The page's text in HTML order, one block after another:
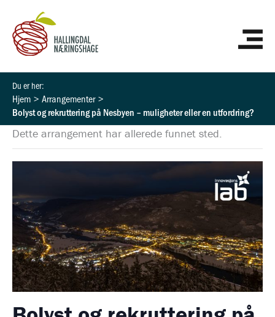
innholdet
Hjem
Arrangementer
Bolyst og rekruttering på Nesbyen – muligheter eller en utfordring?
Dette arrangement har allerede funnet sted.